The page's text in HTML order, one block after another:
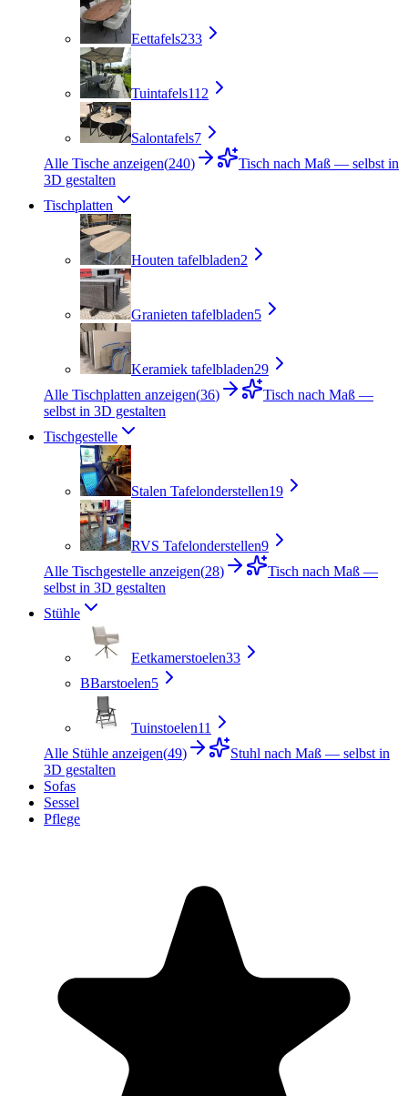
Eettafels233
Tuintafels112
Salontafels7
Alle Tische anzeigen(240)
Tisch nach Maß — selbst in
3D gestalten
Tischplatten
Houten tafelbladen2
Granieten tafelbladen5
Keramiek tafelbladen29
Alle Tischplatten anzeigen(36)
Tisch nach Maß —
selbst in 3D gestalten
Tischgestelle
Stalen Tafelonderstellen19
RVS Tafelonderstellen9
Alle Tischgestelle anzeigen(28)
Tisch nach Maß —
selbst in 3D gestalten
Stühle
Eetkamerstoelen33
BBarstoelen5
Tuinstoelen11
Alle Stühle anzeigen(49)
Stuhl nach Maß — selbst in
3D gestalten
Sofas
Sessel
Pflege